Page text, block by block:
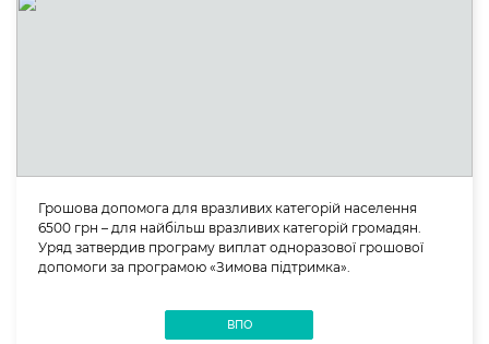
Грошова допомога для вразливих категорій населення
6500 грн – для найбільш вразливих категорій громадян.
Уряд затвердив програму виплат одноразової грошової
допомоги за програмою «Зимова підтримка».
ВПО